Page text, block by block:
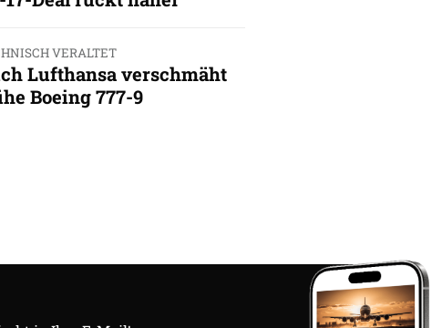
VERALTET
Lufthansa verschmäht
Boeing 777-9